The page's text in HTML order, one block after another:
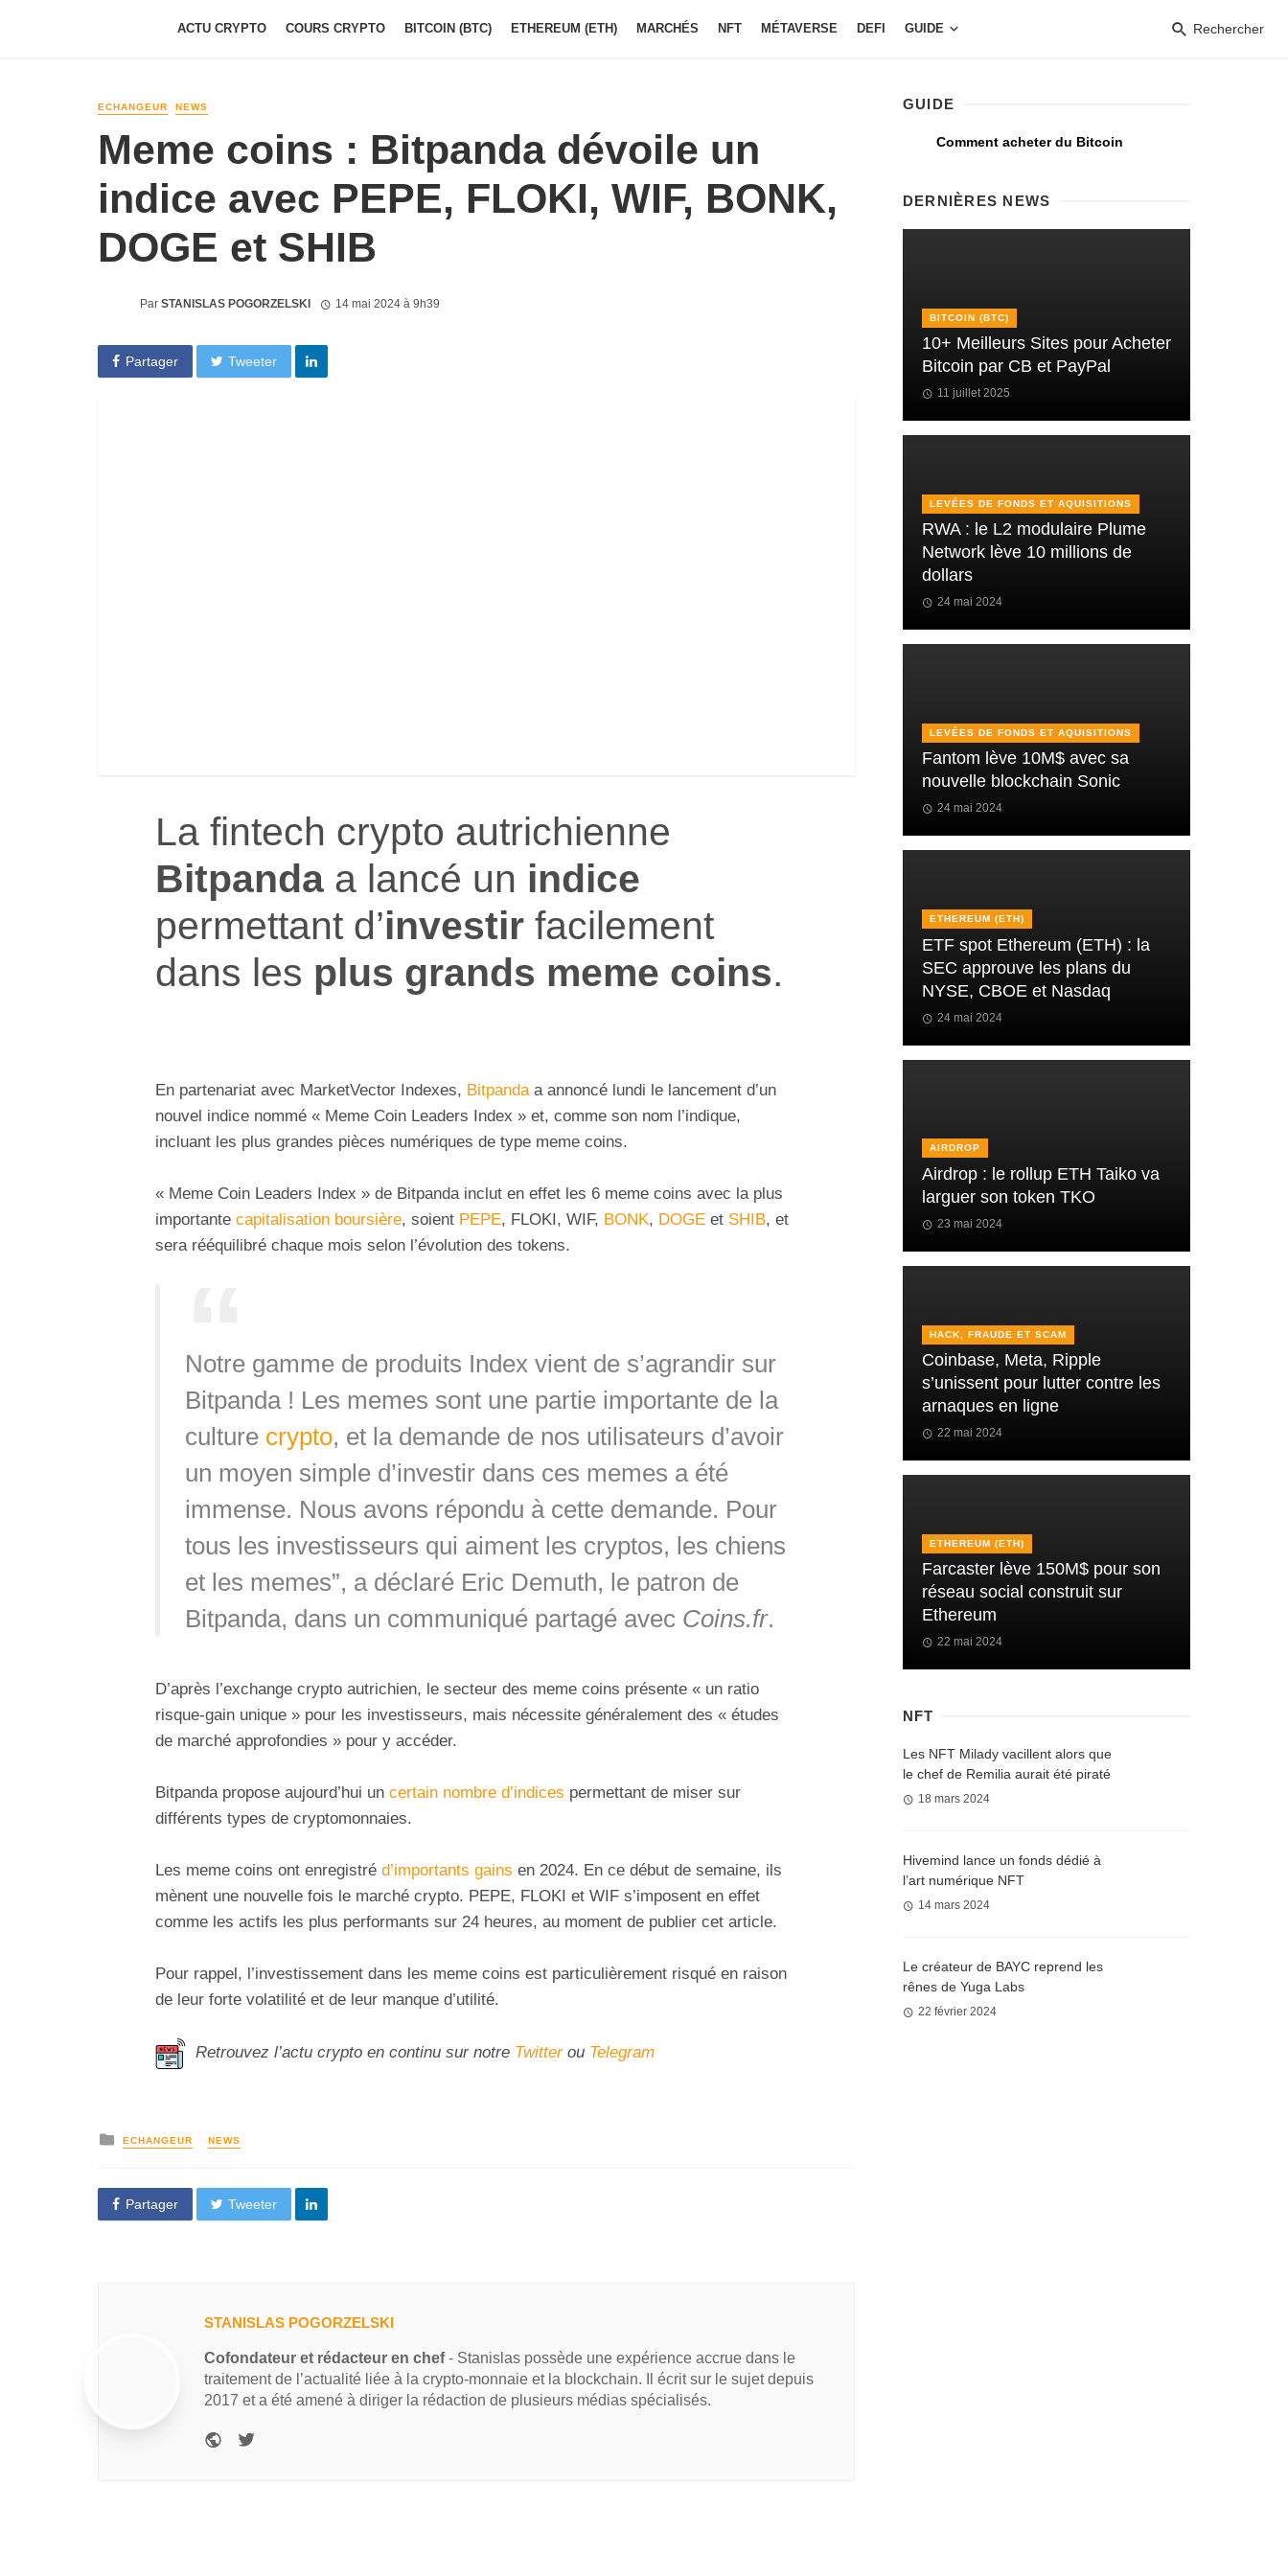
ACTU CRYPTO COURS CRYPTO BITCOIN (BTC) ETHEREUM (ETH) MARCHÉS NFT MÉTAVERSE DEFI GUIDE Rechercher
ECHANGEUR NEWS
Meme coins : Bitpanda dévoile un
indice avec PEPE, FLOKI, WIF, BONK,
DOGE et SHIB
Par STANISLAS POGORZELSKI 14 mai 2024 à 9h39
Partager Tweeter
La fintech crypto autrichienne
Bitpanda a lancé un indice
permettant d’investir facilement
dans les plus grands meme coins.
En partenariat avec MarketVector Indexes, Bitpandaa annoncé lundi le lancement d’un
nouvel indice nommé « Meme Coin Leaders Index » et, comme son nom l’indique,
incluant les plus grandes pièces numériques de type meme coins.
« Meme Coin Leaders Index » de Bitpanda inclut en effet les 6 meme coins avec la plus
importante capitalisation boursière, soient PEPE, FLOKI, WIF, BONK, DOGE et SHIB, et
sera rééquilibré chaque mois selon l’évolution des tokens.
Notre gamme de produits Index vient de s’agrandir sur
Bitpanda ! Les memes sont une partie importante de la
culture crypto, et la demande de nos utilisateurs d’avoir
un moyen simple d’investir dans ces memes a été
immense. Nous avons répondu à cette demande. Pour
tous les investisseurs qui aiment les cryptos, les chiens
et les memes”, a déclaré Eric Demuth, le patron de
Bitpanda, dans un communiqué partagé avec Coins.fr.
D’après l’exchange crypto autrichien, le secteur des meme coins présente « un ratio
risque-gain unique » pour les investisseurs, mais nécessite généralement des « études
de marché approfondies » pour y accéder.
Bitpanda propose aujourd’hui un certain nombre d’indices permettant de miser sur
différents types de cryptomonnaies.
Les meme coins ont enregistré d’importants gains en 2024. En ce début de semaine, ils
mènent une nouvelle fois le marché crypto. PEPE, FLOKI et WIF s’imposent en effet
comme les actifs les plus performants sur 24 heures, au moment de publier cet article.
Pour rappel, l’investissement dans les meme coins est particulièrement risqué en raison
de leur forte volatilité et de leur manque d’utilité.
Retrouvez l’actu crypto en continu sur notre Twitterou Telegram
ECHANGEUR NEWS
Partager Tweeter
STANISLAS POGORZELSKI
Cofondateur et rédacteur en chef- Stanislas possède une expérience accrue dans le
traitement de l’actualité liée à la crypto-monnaie et la blockchain. Il écrit sur le sujet depuis
2017 et a été amené à diriger la rédaction de plusieurs médias spécialisés.
GUIDE
Comment acheter du Bitcoin
DERNIÈRES NEWS
BITCOIN (BTC)
10+ Meilleurs Sites pour Acheter
Bitcoin par CB et PayPal
11 juillet 2025
LEVÉES DE FONDS ET AQUISITIONS
RWA : le L2 modulaire Plume
Network lève 10 millions de
dollars
24 mai 2024
LEVÉES DE FONDS ET AQUISITIONS
Fantom lève 10M$ avec sa
nouvelle blockchain Sonic
24 mai 2024
ETHEREUM (ETH)
ETF spot Ethereum (ETH) : la
SEC approuve les plans du
NYSE, CBOE et Nasdaq
24 mai 2024
AIRDROP
Airdrop : le rollup ETH Taiko va
larguer son token TKO
23 mai 2024
HACK, FRAUDE ET SCAM
Coinbase, Meta, Ripple
s’unissent pour lutter contre les
arnaques en ligne
22 mai 2024
ETHEREUM (ETH)
Farcaster lève 150M$ pour son
réseau social construit sur
Ethereum
22 mai 2024
NFT
Les NFT Milady vacillent alors que
le chef de Remilia aurait été piraté
18 mars 2024
Hivemind lance un fonds dédié à
l’art numérique NFT
14 mars 2024
Le créateur de BAYC reprend les
rênes de Yuga Labs
22 février 2024